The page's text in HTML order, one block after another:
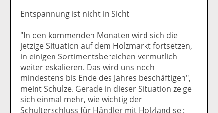
Entspannung ist nicht in Sicht
"In den kommenden Monaten wird sich die
jetzige Situation auf dem Holzmarkt fortsetzen,
in einigen Sortimentsbereichen vermutlich
weiter eskalieren. Das wird uns noch
mindestens bis Ende des Jahres beschäftigen",
meint Schulze. Gerade in dieser Situation zeige
sich einmal mehr, wie wichtig der
Schulterschluss für Händler mit Holzland sei: